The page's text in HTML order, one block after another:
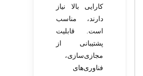
کارایی بالا نیاز
دارند، مناسب
است. قابلیت
پشتیبانی از
مجازی‌سازی،
فناوری‌های